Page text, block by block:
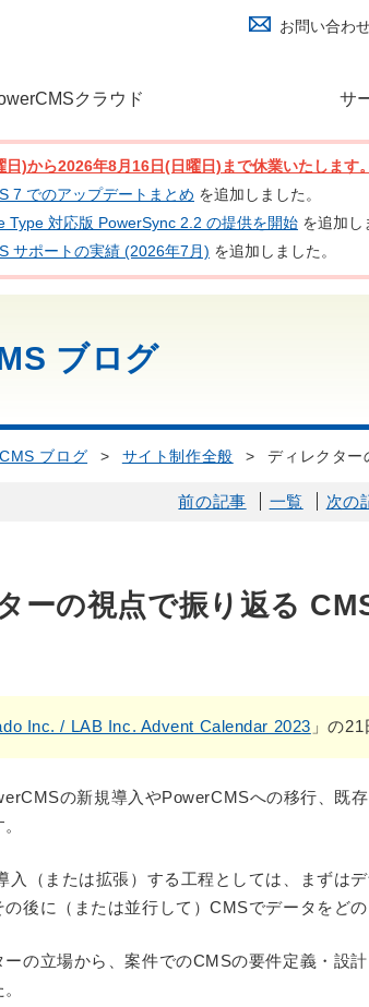
お問い合わ
クラウド サ
)から2026年8月16日(日曜日)まで休業いたします。
7 でのアップデートまとめ を追加しました。
Type 対応版 PowerSync 2.2 の提供を開始 を追加し
サポートの実績 (2026年7月) を追加しました。
ブログ
ブログ > サイト制作全般 > ディレクター
前の記事 一覧 次の
ーの視点で振り返る
Inc. / LAB Inc. Advent Calendar 2023 」の
の新規導入やPowerCMSへの移行、既
入（または拡張）する工程としては、まずは
後に（または並行して）CMSでデータをど
ーの立場から、案件でのCMSの要件定義・設